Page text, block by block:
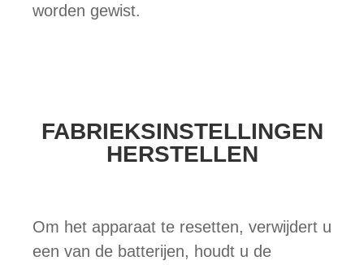
worden gewist.
FABRIEKSINSTELLINGEN
HERSTELLEN
Om het apparaat te resetten, verwijdert u
een van de batterijen, houdt u de